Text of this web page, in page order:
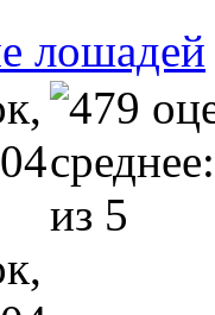
лошадей